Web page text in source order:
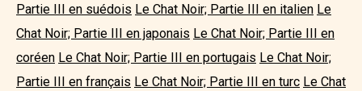
Partie III en suédois Le Chat Noir; Partie III en italien Le
Chat Noir; Partie III en japonais Le Chat Noir; Partie III en
coréen Le Chat Noir; Partie III en portugais Le Chat Noir;
Partie III en français Le Chat Noir; Partie III en turc Le Chat